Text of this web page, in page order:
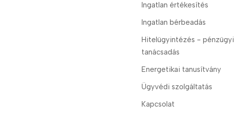
Ingatlan értékesítés
Ingatlan bérbeadás
Hitelügyintézés - pénzügyi
tanácsadás
Energetikai tanusítvány
Ügyvédi szolgáltatás
Kapcsolat